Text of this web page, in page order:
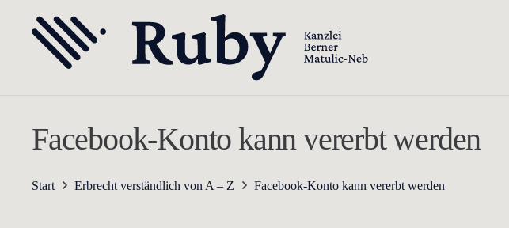
Facebook-Konto kann vererbt werden
Start Erbrecht verständlich von A – Z Facebook-Konto kann vererbt werden